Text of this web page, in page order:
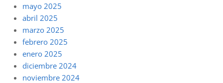
mayo 2025
abril 2025
marzo 2025
febrero 2025
enero 2025
diciembre 2024
noviembre 2024